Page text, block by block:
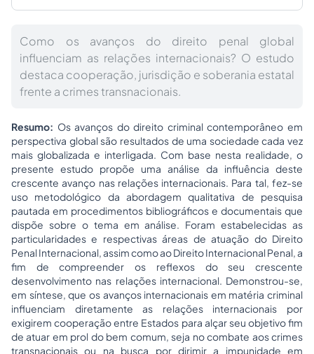
Como os avanços do direito penal global
influenciam as relações internacionais? O estudo
destaca cooperação, jurisdição e soberania estatal
frente a crimes transnacionais.
Resumo: Os avanços do direito criminal contemporâneo em
perspectiva global são resultados de uma sociedade cada vez
mais globalizada e interligada. Com base nesta realidade, o
presente estudo propõe uma análise da influência deste
crescente avanço nas relações internacionais. Para tal, fez-se
uso metodológico da abordagem qualitativa de pesquisa
pautada em procedimentos bibliográficos e documentais que
dispõe sobre o tema em análise. Foram estabelecidas as
particularidades e respectivas áreas de atuação do Direito
Penal Internacional, assim como ao Direito Internacional Penal, a
fim de compreender os reflexos do seu crescente
desenvolvimento nas relações internacional. Demonstrou-se,
em síntese, que os avanços internacionais em matéria criminal
influenciam diretamente as relações internacionais por
exigirem cooperação entre Estados para alçar seu objetivo fim
de atuar em prol do bem comum, seja no combate aos crimes
transnacionais ou na busca por dirimir a impunidade em